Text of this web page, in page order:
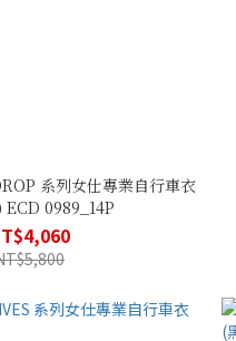
系列女仕專業自行車衣
ECD 0989_14P